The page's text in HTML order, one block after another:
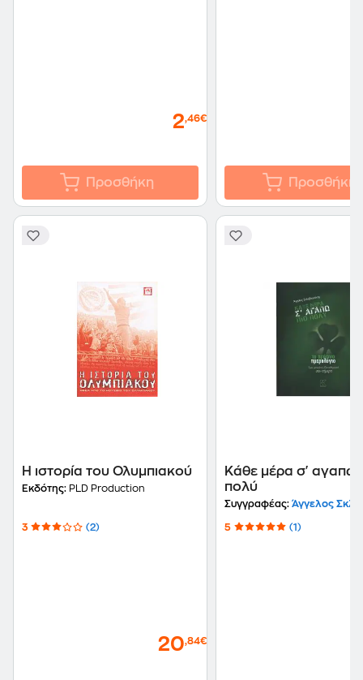
2,46€
Προσθήκη Προσθήκη
Η ιστορία του Ολυμπιακού
Εκδότης: PLD Production
3 (2)
20,84€
Κάθε μέρα σ' αγαπώ
πολύ
Συγγραφέας: Άγγελος
5 (1)